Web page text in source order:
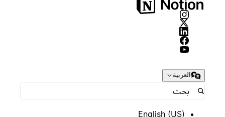
العربية
English (US)